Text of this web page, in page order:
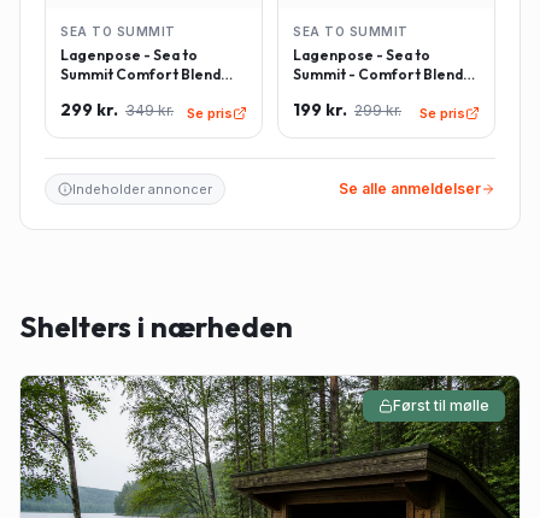
SEA TO SUMMIT
Lagenpose - Sea to
Summit Comfort Blend
pudeindlæg -
299 kr. 349 kr. Se pris
SEA TO SUMMIT
Lagenpose - Sea to
Summit - Comfort Blend
Rektangulær - Lyseblå
199 kr. 299 kr. Se pris
Indeholder annoncer Se alle anmeldelser
Shelters i nærheden
Først til mølle